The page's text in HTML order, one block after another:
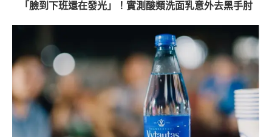
「臉到下班還在發光」！實測酸類洗面乳意外去黑手肘